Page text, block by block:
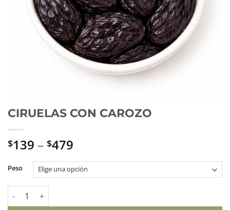
CIRUELAS CON CAROZO
$139 – $479
Peso
CIRUELAS CON CAROZO cantidad